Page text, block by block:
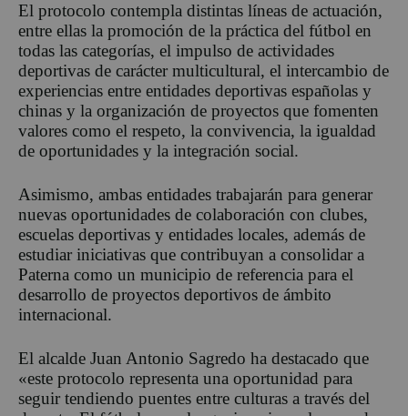
El protocolo contempla distintas líneas de actuación,
entre ellas la promoción de la práctica del fútbol en
todas las categorías, el impulso de actividades
deportivas de carácter multicultural, el intercambio de
experiencias entre entidades deportivas españolas y
chinas y la organización de proyectos que fomenten
valores como el respeto, la convivencia, la igualdad
de oportunidades y la integración social.
Asimismo, ambas entidades trabajarán para generar
nuevas oportunidades de colaboración con clubes,
escuelas deportivas y entidades locales, además de
estudiar iniciativas que contribuyan a consolidar a
Paterna como un municipio de referencia para el
desarrollo de proyectos deportivos de ámbito
internacional.
El alcalde Juan Antonio Sagredo ha destacado que
«este protocolo representa una oportunidad para
seguir tendiendo puentes entre culturas a través del